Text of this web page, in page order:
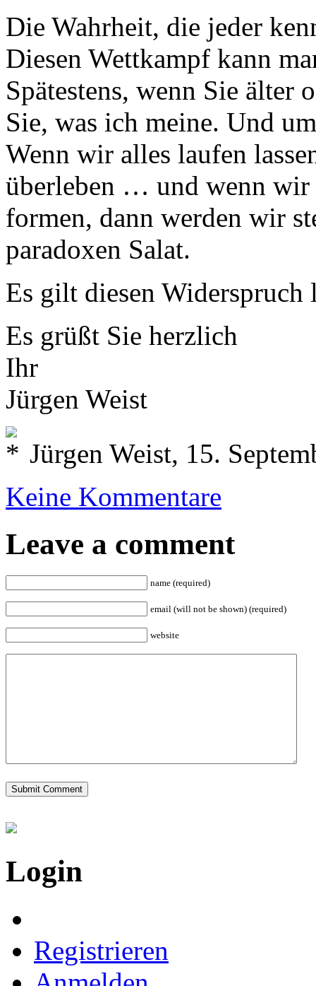
Die Wahrheit, die jeder
Diesen Wettkampf kann
Spätestens, wenn Sie älter
Sie, was ich meine. Und
Wenn wir alles laufen
überleben … und wenn wir
formen, dann werden wir
paradoxen Salat.
Es gilt diesen
Es grüßt Sie herzlich
Ihr
Jürgen Weist
Jürgen Weist, 15.
Keine Kommentare
Leave a comment
name (required)
email (will not be shown) (required)
website
Login
Registrieren